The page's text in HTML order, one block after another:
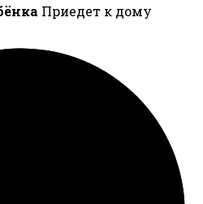
Приедет к дому